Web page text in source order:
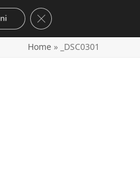
Home» _DSC0301
Close GDPR Cookie